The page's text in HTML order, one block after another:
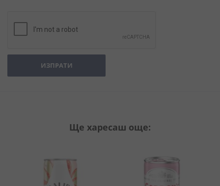
ИЗПРАТИ
Ще харесаш още: